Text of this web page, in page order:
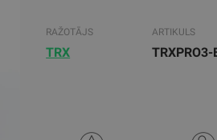
RAŽOTĀJS
TRX
ARTIKULS
TRXPRO3-